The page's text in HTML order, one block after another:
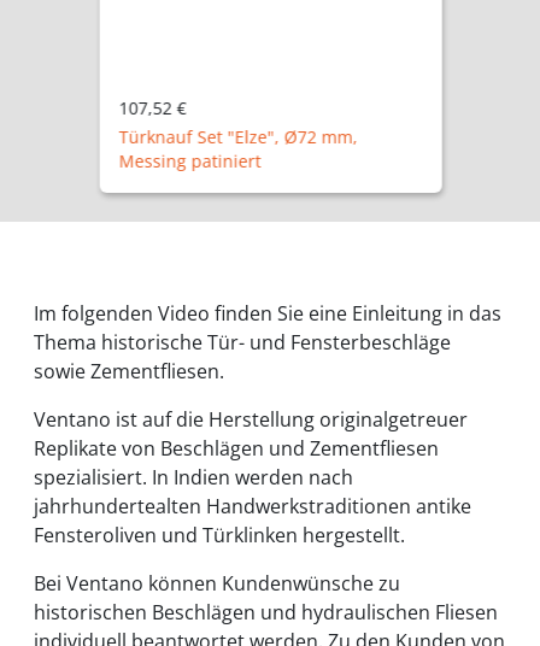
107,52 €
Türknauf Set "Elze", Ø72 mm,
Messing patiniert
Im folgenden Video finden Sie eine Einleitung in das
Thema historische Tür- und Fensterbeschläge
sowie Zementfliesen.
Ventano ist auf die Herstellung originalgetreuer
Replikate von Beschlägen und Zementfliesen
spezialisiert. In Indien werden nach
jahrhundertealten Handwerkstraditionen antike
Fensteroliven und Türklinken hergestellt.
Bei Ventano können Kundenwünsche zu
historischen Beschlägen und hydraulischen Fliesen